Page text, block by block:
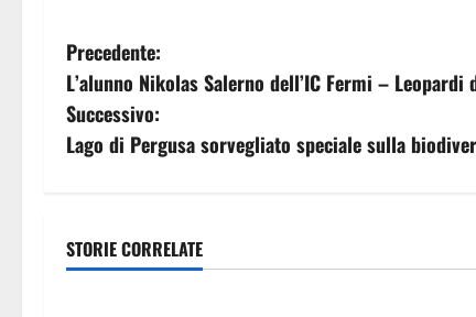
N
a
v
g
Precedente:
L’alunno Nikolas Salerno dell’IC Fermi –
Successivo:
Lago di Pergusa sorvegliato speciale sulla
STORIE CORRELATE
Automobilismo